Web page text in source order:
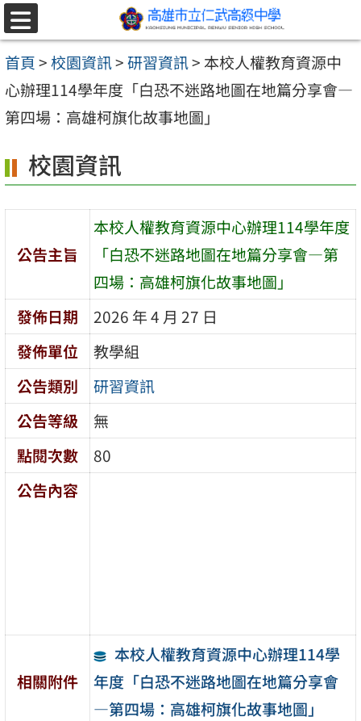
跳至主要內容區
選
單
首頁>校園資訊>研習資訊> 本校人權教育資源中
心辦理114學年度「白恐不迷路地圖在地篇分享會—
第四場：高雄柯旗化故事地圖」
校園資訊
公告主旨
本校人權教育資源中心辦理114學年度
「白恐不迷路地圖在地篇分享會—第
四場：高雄柯旗化故事地圖」
發佈日期
2026 年 4 月 27 日
發佈單位
教學組
公告類別
研習資訊
公告等級
無
點閱次數
80
公告內容
相關附件
本校人權教育資源中心辦理114學
年度「白恐不迷路地圖在地篇分享會
—第四場：高雄柯旗化故事地圖」